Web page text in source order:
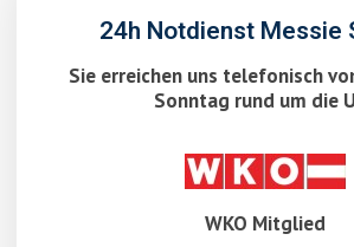
24h Notdienst Messie
Sie erreichen uns telefonisch
Sonntag rund um die
WKO Mitglied